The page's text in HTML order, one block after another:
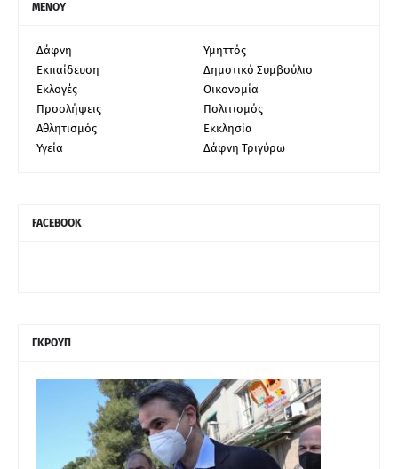
ΜΕΝΟΥ
Δάφνη
Υμηττός
Εκπαίδευση
Δημοτικό Συμβούλιο
Εκλογές
Οικονομία
Προσλήψεις
Πολιτισμός
Αθλητισμός
Εκκλησία
Υγεία
Δάφνη Τριγύρω
FACEBOOK
ΓΚΡΟΥΠ